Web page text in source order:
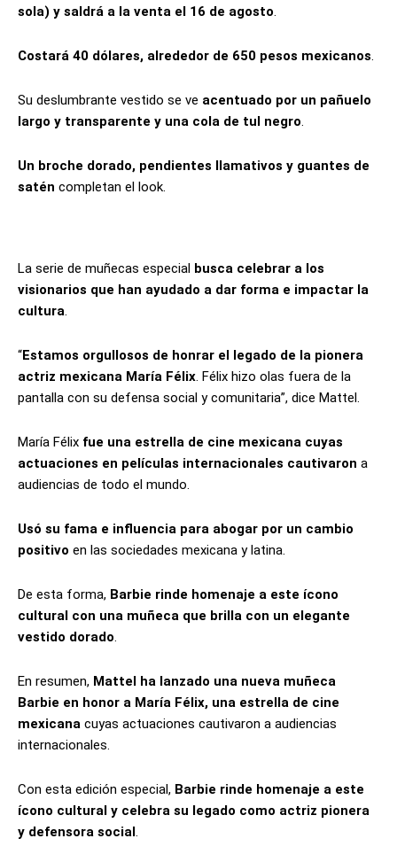
sola) y saldrá a la venta el 16 de agosto.
Costará 40 dólares, alrededor de 650 pesos mexicanos.
Su deslumbrante vestido se ve acentuado por un pañuelo
largo y transparente y una cola de tul negro.
Un broche dorado, pendientes llamativos y guantes de
satén completan el look.
La serie de muñecas especial busca celebrar a los
visionarios que han ayudado a dar forma e impactar la
cultura.
“Estamos orgullosos de honrar el legado de la pionera
actriz mexicana María Félix. Félix hizo olas fuera de la
pantalla con su defensa social y comunitaria”, dice Mattel.
María Félix fue una estrella de cine mexicana cuyas
actuaciones en películas internacionales cautivaron a
audiencias de todo el mundo.
Usó su fama e influencia para abogar por un cambio
positivo en las sociedades mexicana y latina.
De esta forma, Barbie rinde homenaje a este ícono
cultural con una muñeca que brilla con un elegante
vestido dorado.
En resumen, Mattel ha lanzado una nueva muñeca
Barbie en honor a María Félix, una estrella de cine
mexicana cuyas actuaciones cautivaron a audiencias
internacionales.
Con esta edición especial, Barbie rinde homenaje a este
ícono cultural y celebra su legado como actriz pionera
y defensora social.